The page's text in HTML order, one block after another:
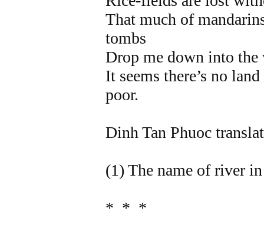
That much of
tombs
Drop me down into the
It seems there’s no
poor.
Dinh Tan Phuoc
(1) The name of river
* * *